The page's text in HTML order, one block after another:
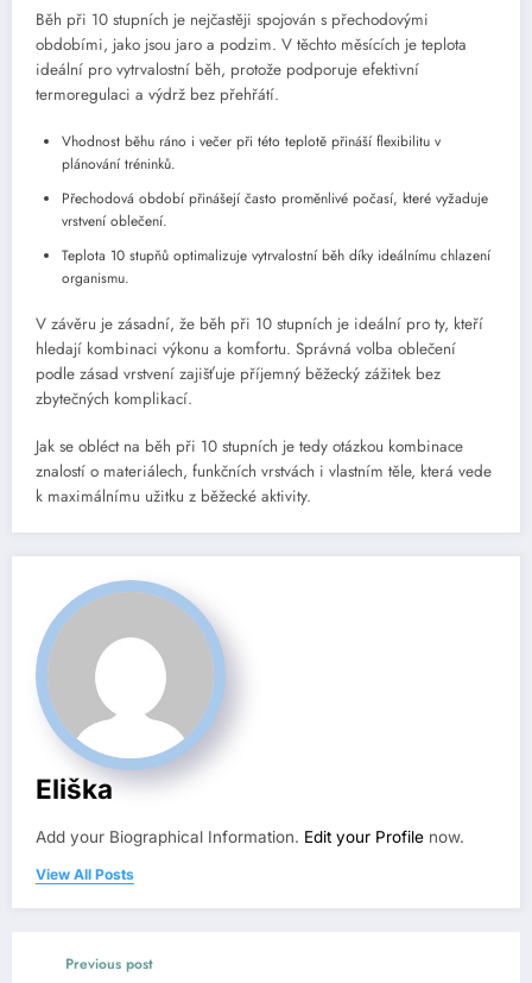
Běh při 10 stupních je nejčastěji spojován s přechodovými
obdobími, jako jsou jaro a podzim. V těchto měsících je teplota
ideální pro vytrvalostní běh, protože podporuje efektivní
termoregulaci a výdrž bez přehřátí.
Vhodnost běhu ráno i večer při této teplotě přináší flexibilitu v
plánování tréninků.
Přechodová období přinášejí často proměnlivé počasí, které vyžaduje
vrstvení oblečení.
Teplota 10 stupňů optimalizuje vytrvalostní běh díky ideálnímu chlazení
organismu.
V závěru je zásadní, že běh při 10 stupních je ideální pro ty, kteří
hledají kombinaci výkonu a komfortu. Správná volba oblečení
podle zásad vrstvení zajišťuje příjemný běžecký zážitek bez
zbytečných komplikací.
Jak se obléct na běh při 10 stupních je tedy otázkou kombinace
znalostí o materiálech, funkčních vrstvách i vlastním těle, která vede
k maximálnímu užitku z běžecké aktivity.
Eliška
Add your Biographical Information. Edit your Profile now.
View All Posts
Previous post